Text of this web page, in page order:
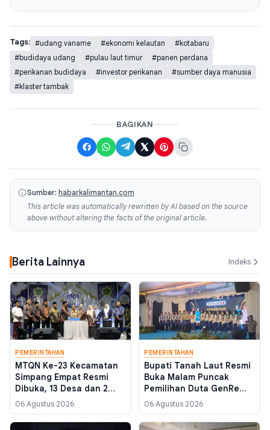
Tags: #udang vaname #ekonomi kelautan
#kotabaru
#budidaya udang
#pulau laut timur
#panen perdana
#perikanan budidaya
#investor perikanan
#sumber daya manusia
#klaster tambak
BAGIKAN
Sumber: habarkalimantan.com
This article was automatically rewritten by AI based on the source
above without altering the facts of the original article.
Berita Lainnya Indeks
PEMERINTAHAN
MTQN Ke-23 Kecamatan
Simpang Empat Resmi
Dibuka, 13 Desa dan 2
Kelurahan Siap Berlaga di
Batulicin
06 Agustus 2026
PEMERINTAHAN
Bupati Tanah Laut Resmi
Buka Malam Puncak
Pemilihan Duta GenRe
2026, Tekankan Konten
Positif di Media Sosial
06 Agustus 2026